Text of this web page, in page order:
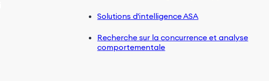
Solutions d'intelligence ASA
Recherche sur la concurrence et analyse
comportementale